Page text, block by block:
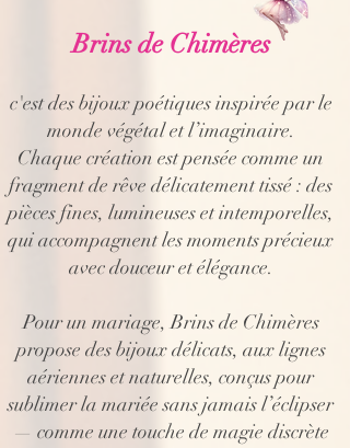
Brins de Chimères
c'est des bijoux poétiques inspirée par le
monde végétal et l’imaginaire.
Chaque création est pensée comme un
fragment de rêve délicatement tissé : des
pièces fines, lumineuses et intemporelles,
qui accompagnent les moments précieux
avec douceur et élégance.
Pour un mariage, Brins de Chimères
propose des bijoux délicats, aux lignes
aériennes et naturelles, conçus pour
sublimer la mariée sans jamais l’éclipser
— comme une touche de magie discrète